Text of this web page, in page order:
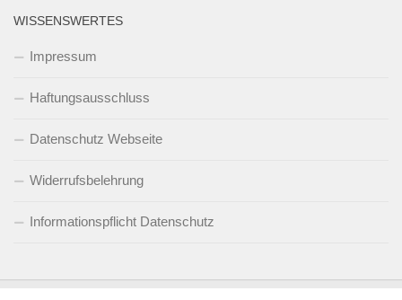
WISSENSWERTES
Impressum
Haftungsausschluss
Datenschutz Webseite
Widerrufsbelehrung
Informationspflicht Datenschutz